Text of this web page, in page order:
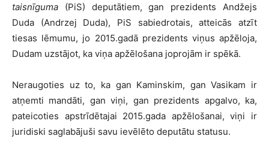
taisnīguma (PiS) deputātiem, gan prezidents Andžejs
Duda (Andrzej Duda), PiS sabiedrotais, atteicās atzīt
tiesas lēmumu, jo 2015.gadā prezidents viņus apžēloja,
Dudam uzstājot, ka viņa apžēlošana joprojām ir spēkā.
Neraugoties uz to, ka gan Kaminskim, gan Vasikam ir
atņemti mandāti, gan viņi, gan prezidents apgalvo, ka,
pateicoties apstrīdētajai 2015.gada apžēlošanai, viņi ir
juridiski saglabājuši savu ievēlēto deputātu statusu.